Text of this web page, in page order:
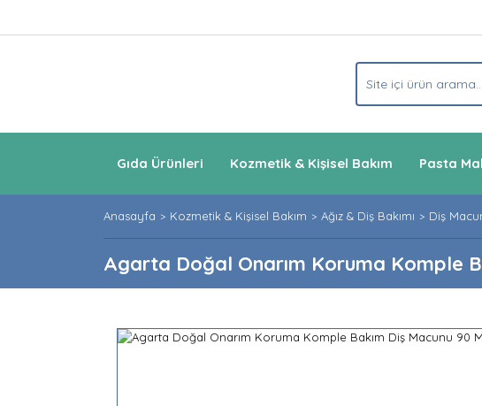
Gıda Ürünleri Kozmetik & Kişisel Bakım Pasta
Anasayfa Kozmetik & Kişisel Bakım Ağız & Diş Bakımı Diş
Agarta Doğal Onarım Koruma Komple